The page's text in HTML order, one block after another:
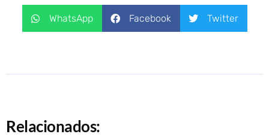
WhatsApp Facebook Twitter
Relacionados: